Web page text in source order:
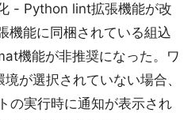
- Python lint拡張機能が改
機能に同梱されている組込
機能が非推奨になった。ワ
が選択されていない場合、
の実行時に通知が表示され